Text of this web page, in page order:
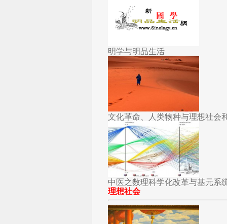
明学与明品生活
文化革命、人类物种与理想社会
中医之数理科学化改革与基元系
理想社会